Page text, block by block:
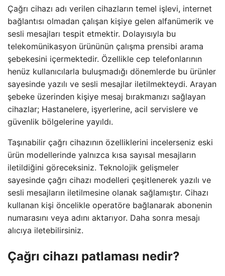
Çağrı cihazı adı verilen cihazların temel işlevi, internet
bağlantısı olmadan çalışan kişiye gelen alfanümerik ve
sesli mesajları tespit etmektir. Dolayısıyla bu
telekomünikasyon ürününün çalışma prensibi arama
şebekesini içermektedir. Özellikle cep telefonlarının
henüz kullanıcılarla buluşmadığı dönemlerde bu ürünler
sayesinde yazılı ve sesli mesajlar iletilmekteydi. Arayan
şebeke üzerinden kişiye mesaj bırakmanızı sağlayan
cihazlar; Hastanelere, işyerlerine, acil servislere ve
güvenlik bölgelerine yayıldı.
Taşınabilir çağrı cihazının özelliklerini incelerseniz eski
ürün modellerinde yalnızca kısa sayısal mesajların
iletildiğini göreceksiniz. Teknolojik gelişmeler
sayesinde çağrı cihazı modelleri çeşitlenerek yazılı ve
sesli mesajların iletilmesine olanak sağlamıştır. Cihazı
kullanan kişi öncelikle operatöre bağlanarak abonenin
numarasını veya adını aktarıyor. Daha sonra mesajı
alıcıya iletebilirsiniz.
Çağrı cihazı patlaması nedir?